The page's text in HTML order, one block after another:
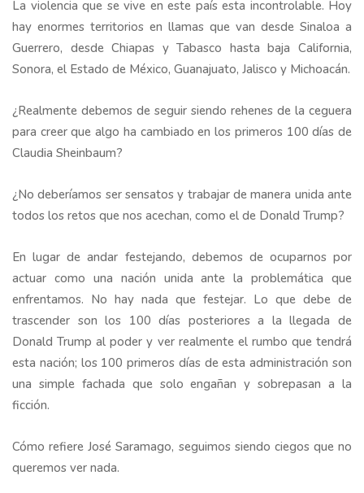
La violencia que se vive en este país esta incontrolable. Hoy
hay enormes territorios en llamas que van desde Sinaloa a
Guerrero, desde Chiapas y Tabasco hasta baja California,
Sonora, el Estado de México, Guanajuato, Jalisco y Michoacán.
¿Realmente debemos de seguir siendo rehenes de la ceguera
para creer que algo ha cambiado en los primeros 100 días de
Claudia Sheinbaum?
¿No deberíamos ser sensatos y trabajar de manera unida ante
todos los retos que nos acechan, como el de Donald Trump?
En lugar de andar festejando, debemos de ocuparnos por
actuar como una nación unida ante la problemática que
enfrentamos. No hay nada que festejar. Lo que debe de
trascender son los 100 días posteriores a la llegada de
Donald Trump al poder y ver realmente el rumbo que tendrá
esta nación; los 100 primeros días de esta administración son
una simple fachada que solo engañan y sobrepasan a la
ficción.
Cómo refiere José Saramago, seguimos siendo ciegos que no
queremos ver nada.